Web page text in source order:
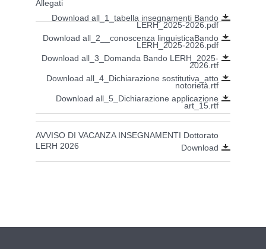
Allegati
Download all_1_tabella insegnamenti Bando
LERH_2025-2026.pdf
Download all_2__conoscenza linguisticaBando
LERH_2025-2026.pdf
Download all_3_Domanda Bando LERH_2025-
2026.rtf
Download all_4_Dichiarazione sostitutiva_atto
notorietà.rtf
Download all_5_Dichiarazione applicazione
art_15.rtf
AVVISO DI VACANZA INSEGNAMENTI Dottorato
LERH 2026
Download